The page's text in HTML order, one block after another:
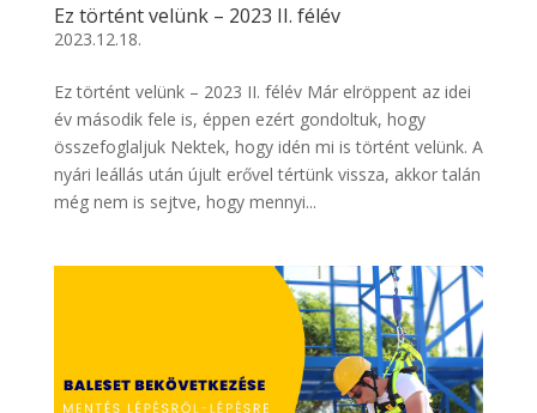
Ez történt velünk – 2023 II. félév
2023.12.18.
Ez történt velünk – 2023 II. félév Már elröppent az idei
év második fele is, éppen ezért gondoltuk, hogy
összefoglaljuk Nektek, hogy idén mi is történt velünk. A
nyári leállás után újult erővel tértünk vissza, akkor talán
még nem is sejtve, hogy mennyi...